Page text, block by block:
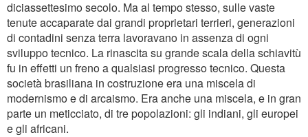
diciassettesimo secolo. Ma al tempo stesso, sulle vaste
tenute accaparate dai grandi proprietari terrieri, generazioni
di contadini senza terra lavoravano in assenza di ogni
sviluppo tecnico. La rinascita su grande scala della schiavitù
fu in effetti un freno a qualsiasi progresso tecnico. Questa
società brasiliana in costruzione era una miscela di
modernismo e di arcaismo. Era anche una miscela, e in gran
parte un meticciato, di tre popolazioni: gli indiani, gli europei
e gli africani.